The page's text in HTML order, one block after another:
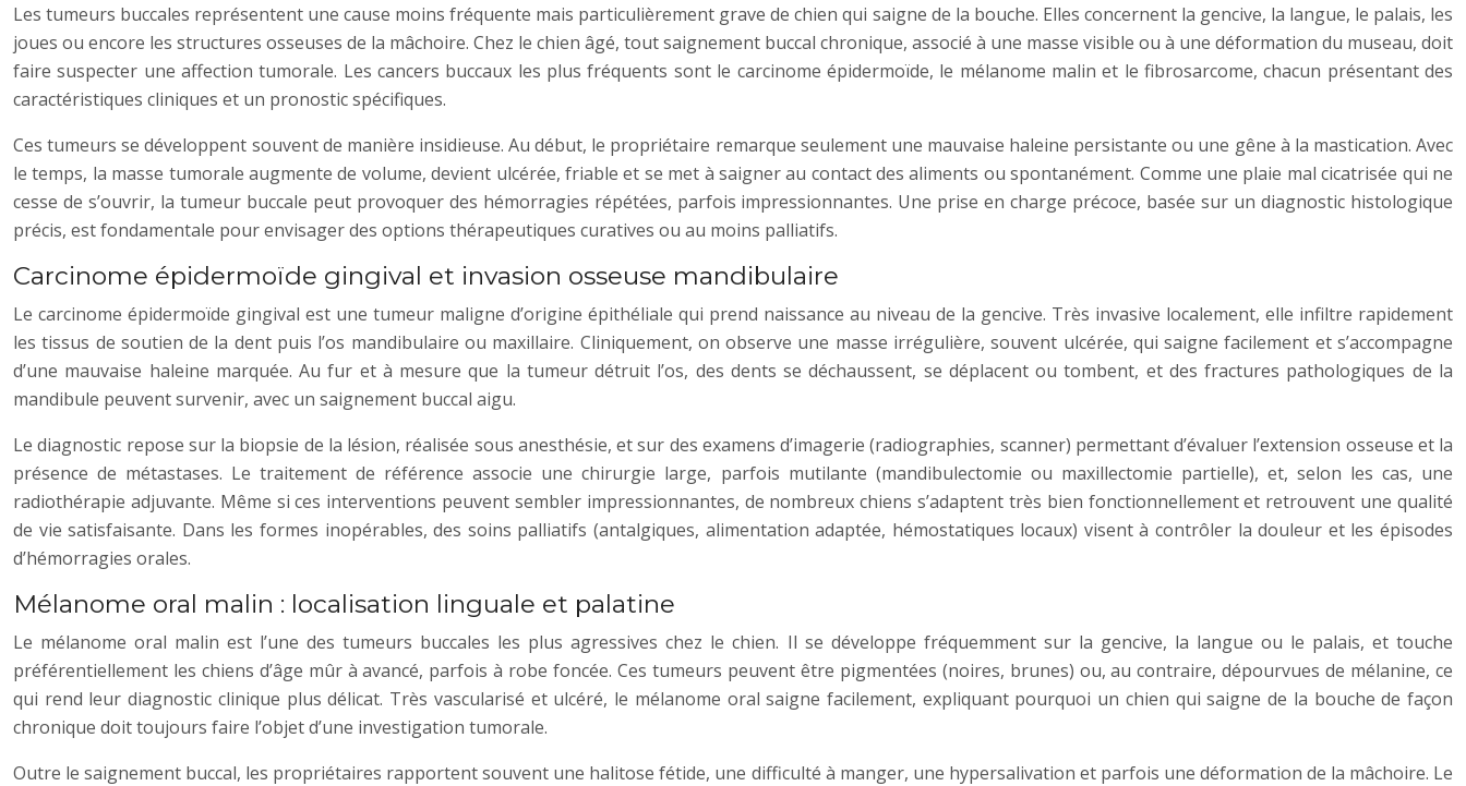
Les tumeurs buccales représentent une cause moins fréquente mais particulièrement grave de chien qui saigne de la bouche. Elles concernent la gencive, la langue, le palais, les
joues ou encore les structures osseuses de la mâchoire. Chez le chien âgé, tout saignement buccal chronique, associé à une masse visible ou à une déformation du museau, doit
faire suspecter une affection tumorale. Les cancers buccaux les plus fréquents sont le carcinome épidermoïde, le mélanome malin et le fibrosarcome, chacun présentant des
caractéristiques cliniques et un pronostic spécifiques.
Ces tumeurs se développent souvent de manière insidieuse. Au début, le propriétaire remarque seulement une mauvaise haleine persistante ou une gêne à la mastication. Avec
le temps, la masse tumorale augmente de volume, devient ulcérée, friable et se met à saigner au contact des aliments ou spontanément. Comme une plaie mal cicatrisée qui ne
cesse de s’ouvrir, la tumeur buccale peut provoquer des hémorragies répétées, parfois impressionnantes. Une prise en charge précoce, basée sur un diagnostic histologique
précis, est fondamentale pour envisager des options thérapeutiques curatives ou au moins palliatifs.
Carcinome épidermoïde gingival et invasion osseuse mandibulaire
Le carcinome épidermoïde gingival est une tumeur maligne d’origine épithéliale qui prend naissance au niveau de la gencive. Très invasive localement, elle infiltre rapidement
les tissus de soutien de la dent puis l’os mandibulaire ou maxillaire. Cliniquement, on observe une masse irrégulière, souvent ulcérée, qui saigne facilement et s’accompagne
d’une mauvaise haleine marquée. Au fur et à mesure que la tumeur détruit l’os, des dents se déchaussent, se déplacent ou tombent, et des fractures pathologiques de la
mandibule peuvent survenir, avec un saignement buccal aigu.
Le diagnostic repose sur la biopsie de la lésion, réalisée sous anesthésie, et sur des examens d’imagerie (radiographies, scanner) permettant d’évaluer l’extension osseuse et la
présence de métastases. Le traitement de référence associe une chirurgie large, parfois mutilante (mandibulectomie ou maxillectomie partielle), et, selon les cas, une
radiothérapie adjuvante. Même si ces interventions peuvent sembler impressionnantes, de nombreux chiens s’adaptent très bien fonctionnellement et retrouvent une qualité
de vie satisfaisante. Dans les formes inopérables, des soins palliatifs (antalgiques, alimentation adaptée, hémostatiques locaux) visent à contrôler la douleur et les épisodes
d’hémorragies orales.
Mélanome oral malin : localisation linguale et palatine
Le mélanome oral malin est l’une des tumeurs buccales les plus agressives chez le chien. Il se développe fréquemment sur la gencive, la langue ou le palais, et touche
préférentiellement les chiens d’âge mûr à avancé, parfois à robe foncée. Ces tumeurs peuvent être pigmentées (noires, brunes) ou, au contraire, dépourvues de mélanine, ce
qui rend leur diagnostic clinique plus délicat. Très vascularisé et ulcéré, le mélanome oral saigne facilement, expliquant pourquoi un chien qui saigne de la bouche de façon
chronique doit toujours faire l’objet d’une investigation tumorale.
Outre le saignement buccal, les propriétaires rapportent souvent une halitose fétide, une difficulté à manger, une hypersalivation et parfois une déformation de la mâchoire. Le